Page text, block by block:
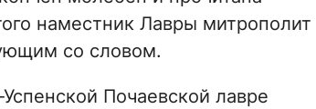
наместник Лавры митрополит
со словом.
Почаевской лавре